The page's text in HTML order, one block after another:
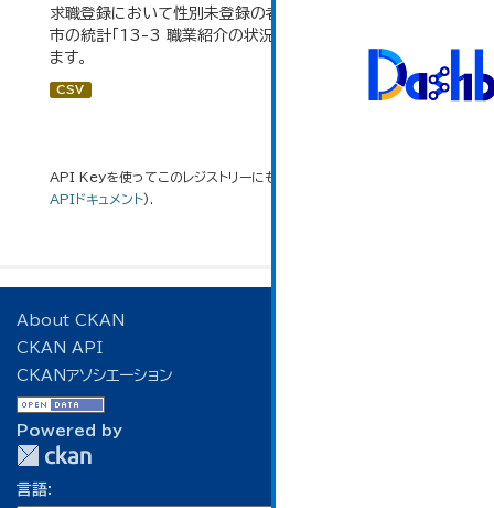
求職登録において性別未登録の者も含まれるため。 大仙
市の統計「13-3 職業紹介の状況」のデータを参照してい
ます。
CSV
API Keyを使ってこのレジストリーにもアクセス可能です
APIドキュメント).
About CKAN
CKAN API
CKANアソシエーション
Powered by
言語